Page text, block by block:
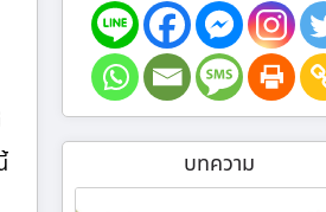
บทความ